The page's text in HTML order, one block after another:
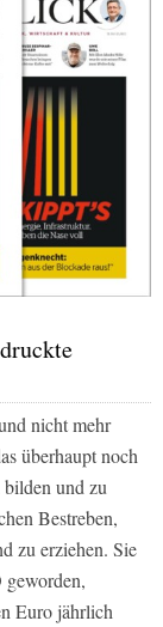
nicht mehr
überhaupt noch
und zu
Bestreben,
zu erziehen. Sie
Euro jährlich